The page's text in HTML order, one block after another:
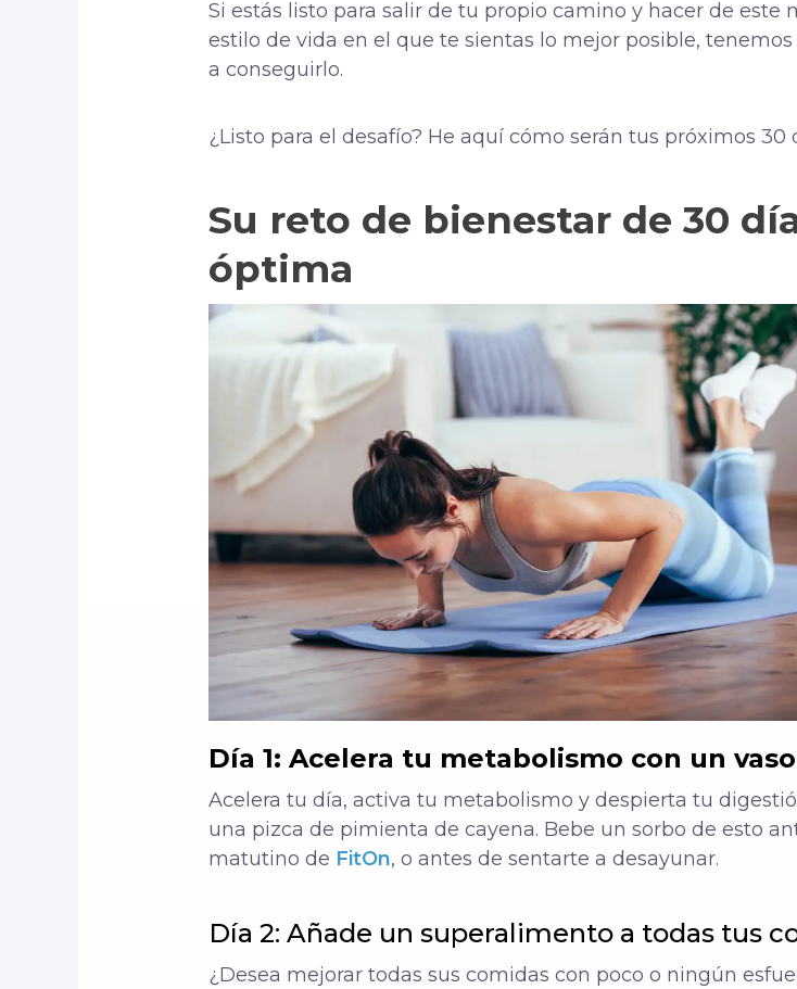
Si estás listo para salir de tu propio camino y hacer de
estilo de vida en el que te sientas lo mejor posible,
a conseguirlo.
¿Listo para el desafío? He aquí cómo serán tus próximos 30
Su reto de bienestar de 30
óptima
Día 1: Acelera tu metabolismo con un
Acelera tu día, activa tu metabolismo y despierta tu
una pizca de pimienta de cayena. Bebe un sorbo de esto
matutino de FitOn, o antes de sentarte a desayunar.
Día 2: Añade un superalimento a todas tus
¿Desea mejorar todas sus comidas con poco o ningún